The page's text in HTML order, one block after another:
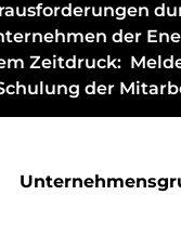
der
Zeitdruck:
der